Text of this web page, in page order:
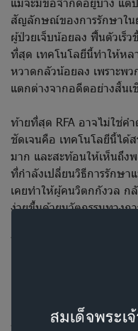
สัญลักษณ์ของการรักษาใน
ผู้ป่วยเจ็บน้อยลง ฟื้นตัวเร็
ที่สุด เทคโนโลยีนี้ทำให้หล
หวาดกลัวน้อยลง เพราะพ
แตกต่างจากอดีตอย่างสิ้นเ
ท้ายที่สุด RFA อาจไม่ใช่
ชัดเจนคือ เทคโนโลยีนี้ได้
มาก และสะท้อนให้เห็นถึง
ที่กำลังเปลี่ยนวิธีการรักษา
เคยทำให้ผู้คนวิตกกังวล ก
ง่ายขึ้นด้วยนวัตกรรมทางก
ในวันนี้ RFA ได้พิสูจน์แล้วว่
บทความนี้จัดทำขึ้นเพื่อให้ค